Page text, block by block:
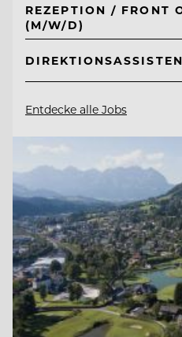
REZEPTION / FRONT
(M/W/D)
Entdecke alle Jobs